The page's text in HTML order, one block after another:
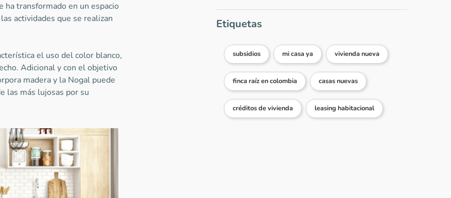
ha transformado en un espacio
actividades que se realizan
el uso del color blanco,
Adicional y con el objetivo
madera y la Nogal puede
las más lujosas por su
Etiquetas
subsidios mi casa ya vivienda nueva
finca raíz en colombia casas nuevas
créditos de vivienda leasing habitacional